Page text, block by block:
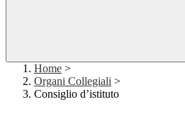
Home >
Organi Collegiali >
Consiglio d’istituto